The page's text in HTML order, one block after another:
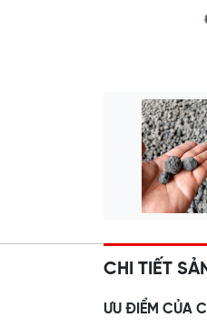
CHI TIẾT
ƯU ĐIỂM CỦA